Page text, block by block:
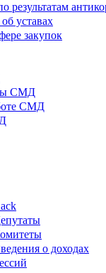
результатам
уставах
закупок
СМД
СМД
о доходах